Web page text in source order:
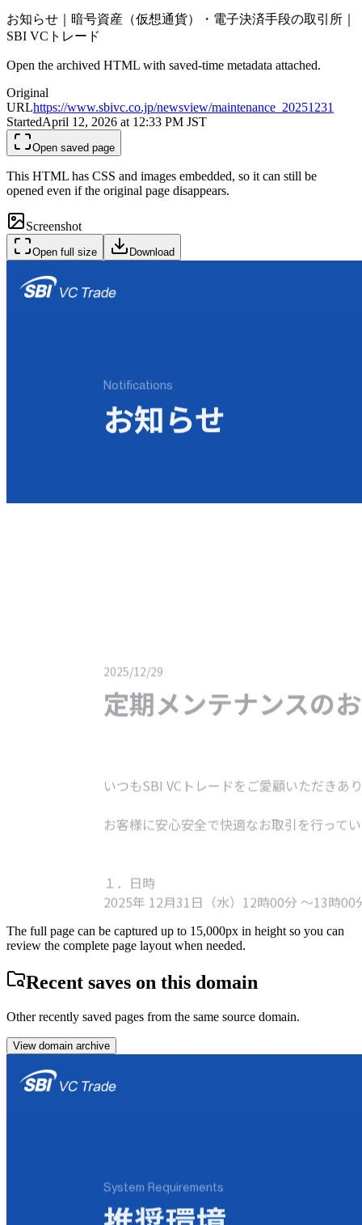
お知らせ｜暗号資産（仮想通貨）・電子決済手段の取引所｜
SBI VCトレード
Open the archived HTML with saved-time metadata attached.
Original
URLhttps://www.sbivc.co.jp/newsview/maintenance_20251231
StartedApril 12, 2026 at 12:33 PM JST
Open saved page
This HTML has CSS and images embedded, so it can still be
opened even if the original page disappears.
Screenshot
Open full size Download
The full page can be captured up to 15,000px in height so you can
review the complete page layout when needed.
Recent saves on this domain
Other recently saved pages from the same source domain.
View domain archive